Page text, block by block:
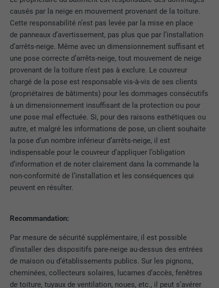
causés par la neige en mouvement provenant de la toiture.
Cette responsabilité n’est pas levée par la mise en place
de panneaux d’avertissement, pas plus que par l’installation
d’arrêts-neige. Même avec un dimensionnement suffisant et
une pose correcte d’arrêts-neige, tout mouvement de neige
provenant de la toiture n’est pas à exclure. Le couvreur
chargé de la pose est responsable vis-à-vis de ses clients
(propriétaires de bâtiments) pour les dommages consécutifs
à un dimensionnement insuffisant de la protection ou pour
une pose mal effectuée. Si, pour des raisons esthétiques ou
autre, et malgré les informations de pose, un client souhaite
la pose d’un nombre inférieur d’arrêts-neige, il est
indispensable pour le couvreur d’appliquer l’obligation
d’information et de noter clairement dans la commande la
non-conformité de l’installation et les conséquences qui
peuvent en résulter.
Recommandation:
Par mesure de sécurité supplémentaire, il est possible
d’installer des dispositifs pare-neige au-dessus des entrées
de maison ou d’établissements publics. Sur les pignons,
cheminées, collecteurs solaires, lucarnes d’accès, fenêtres
de toiture, tuyaux de ventilation, noues, etc., il peut s’avérer
UTILITÉ
Est utilisé par Pinterest pour suivre
l'utilisation des services.
NOM __cfduid
FOURNISSEUR Adsymptotic.com
EXPIRATION 1 mois
UTILITÉ
Cookie utilisé pour identifier des clients
différents derrière une même adresse IP
et appliquer des paramètres de sécurité
en fonction des clients.
NOM U
UTILITÉ Cookie identificateur de navigateur
NOM li_sugr